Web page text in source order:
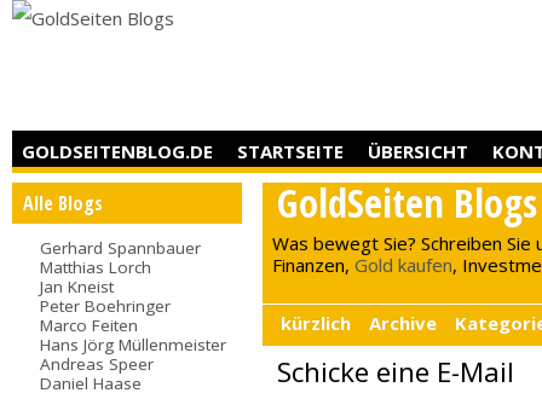
GOLDSEITENBLOG.DE STARTSEITE ÜBERSICHT
Alle Blogs
Gerhard Spannbauer
Matthias Lorch
Jan Kneist
Peter Boehringer
Marco Feiten
Hans Jörg Müllenmeister
Andreas Speer
Daniel Haase
GoldSeiten Blogs
Was bewegt Sie? Schreiben Sie
Finanzen,Gold kaufen,
kürzlich Archive
Schicke eine E-Mail